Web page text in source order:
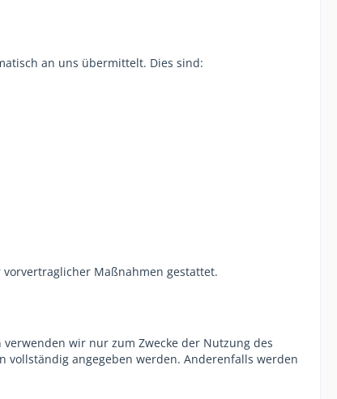
an uns übermittelt. Dies sind:
Maßnahmen gestattet.
wir nur zum Zwecke der Nutzung des
vollständig angegeben werden. Anderenfalls werden